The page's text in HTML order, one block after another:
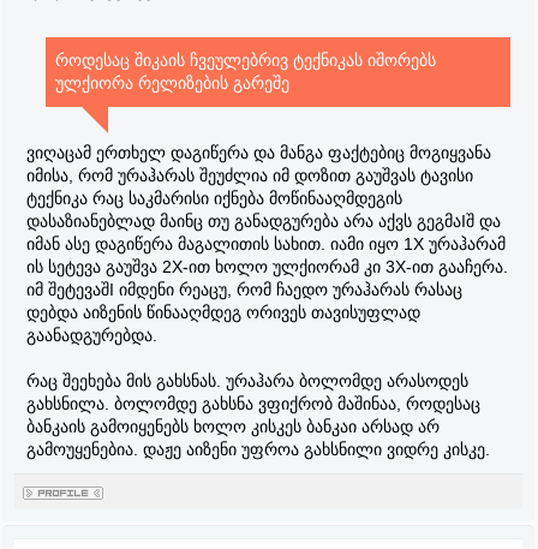
როდესაც შიკაის ჩვეულებრივ ტექნიკას იშორებს
ულქიორა რელიზების გარეშე
ვიღაცამ ერთხელ დაგიწერა და მანგა ფაქტებიც მოგიყვანა
იმისა, რომ ურაჰარას შეუძლია იმ დოზით გაუშვას ტავისი
ტექნიკა რაც საკმარისი იქნება მოწინააღმდეგის
დასაზიანებლად მაინც თუ განადგურება არა აქვს გეგმაIშ და
იმან ასე დაგიწერა მაგალითის სახით. იამი იყო 1X ურაჰარამ
ის სეტევა გაუშვა 2X-ით ხოლო ულქიორამ კი 3X-ით გააჩერა.
იმ შეტევაშI იმდენი რეაცუ, რომ ჩაედო ურაჰარას რასაც
დებდა აიზენის წინააღმდეგ ორივეს თავისუფლად
გაანადგურებდა.
რაც შეეხება მის გახსნას. ურაჰარა ბოლომდე არასოდეს
გახსნილა. ბოლომდე გახსნა ვფიქრობ მაშინაა, როდესაც
ბანკაის გამოიყენებს ხოლო კისკეს ბანკაი არსად არ
გამოუყენებია. დაჟე აიზენი უფროა გახსნილი ვიდრე კისკე.